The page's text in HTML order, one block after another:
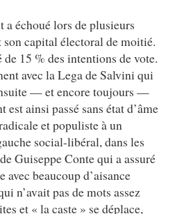
échoué lors de plusieurs
capital électoral de moitié.
15 % des intentions de vote.
avec la Lega de Salvini qui
— et encore toujours —
ainsi passé sans état d’âme
et populiste à un
social-libéral, dans les
Guiseppe Conte qui a assuré
beaucoup d’aisance
n’avait pas de mots assez
et « la caste » se déplace,